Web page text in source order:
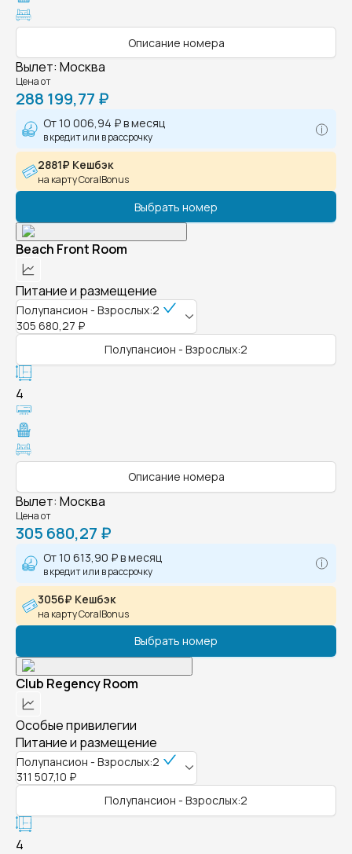
Описание номера
Вылет: Москва
Цена от
288 199,77 ₽
От10 006,94 ₽в месяц
в кредит или в рассрочку
2881₽ Кешбэк
на карту CoralBonus
Выбрать номер
Beach Front Room
Питание и размещение
Полупансион - Взрослых:2
305 680,27 ₽
Полупансион - Взрослых:2
4
Описание номера
Вылет: Москва
Цена от
305 680,27 ₽
От10 613,90 ₽в месяц
в кредит или в рассрочку
3056₽ Кешбэк
на карту CoralBonus
Выбрать номер
Club Regency Room
Особые привилегии
Питание и размещение
Полупансион - Взрослых:2
311 507,10 ₽
Полупансион - Взрослых:2
4